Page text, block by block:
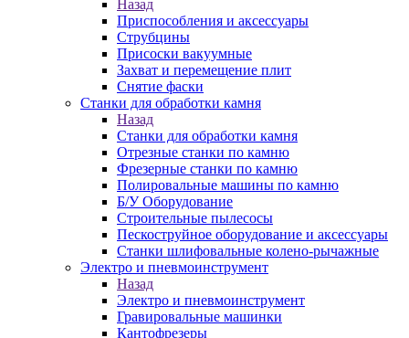
Назад
Приспособления и аксессуары
Струбцины
Присоски вакуумные
Захват и перемещение плит
Снятие фаски
Станки для обработки камня
Назад
Станки для обработки камня
Отрезные станки по камню
Фрезерные станки по камню
Полировальные машины по камню
Б/У Оборудование
Строительные пылесосы
Пескоструйное оборудование и аксессуары
Станки шлифовальные колено-рычажные
Электро и пневмоинструмент
Назад
Электро и пневмоинструмент
Гравировальные машинки
Кантофрезеры